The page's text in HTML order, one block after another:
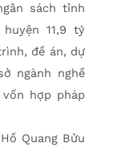
sách tỉnh
11,9 tỷ
đề án, dự
ngành nghề
hợp pháp
Quang Bửu